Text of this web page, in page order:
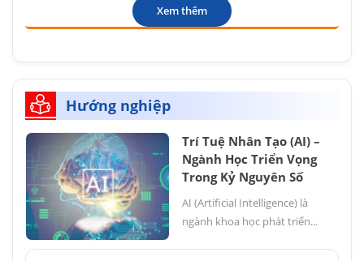
Xem thêm
Hướng nghiệp
Trí Tuệ Nhân Tạo (AI) –
Ngành Học Triển Vọng
Trong Kỷ Nguyên Số
AI (Artificial Intelligence) là
ngành khoa học phát triển...